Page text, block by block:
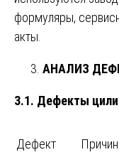
формуляры,
акты.
АНАЛИЗ
3.1. Дефекты
Дефект